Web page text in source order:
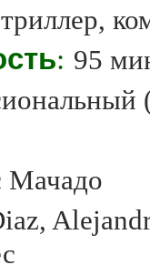
: 95
Мачадо